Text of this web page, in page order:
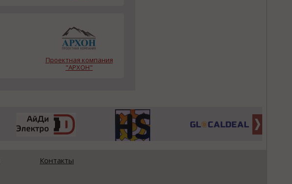
Проектная компания
"АРХОН"
Контакты